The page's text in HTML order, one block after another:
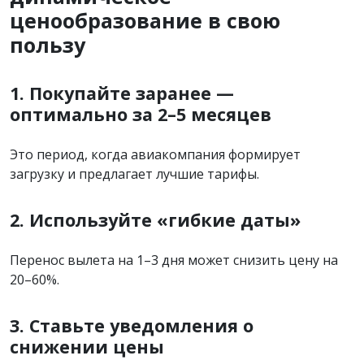
ценообразование в свою
пользу
1. Покупайте заранее —
оптимально за 2–5 месяцев
Это период, когда авиакомпания формирует
загрузку и предлагает лучшие тарифы.
2. Используйте «гибкие даты»
Перенос вылета на 1–3 дня может снизить цену на
20–60%.
3. Ставьте уведомления о
снижении цены